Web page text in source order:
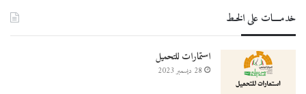
خدمــــات على الخـط
استمارات للتحميل
28 ديسمبر 2023